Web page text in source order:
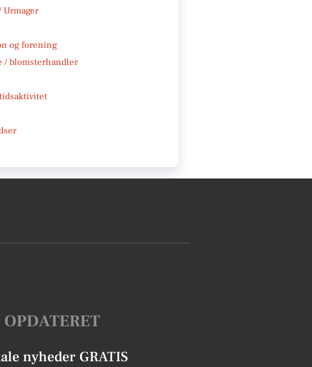
Urmager
og forening
/ blomsterhandler
nyheder GRATIS